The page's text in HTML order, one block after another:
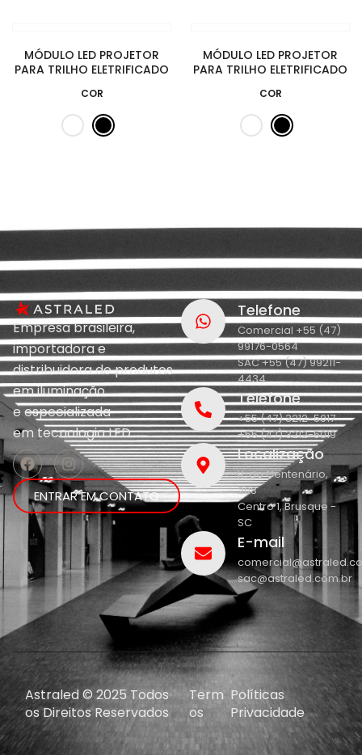
MÓDULO LED PROJETOR
PARA TRILHO ELETRIFICADO
COR
MÓDULO LED PROJETOR
PARA TRILHO ELETRIFICADO
COR
Empresa brasileira,
importadora e
distribuidora de produtos
em iluminação
eespecializada
emtecnologia LED.
ENTRAR EM CONTATO
Telefone
Comercial +55 (47)
99176-0564
SAC +55 (47) 99211-
4434
Telefone
+55 (47) 3212-5017
+55 (47) 3212-5019
Localização
R. do Centenário,
208
Centro 1, Brusque -
SC
E-mail
sac@astraled.com.br
Astraled © 2025 Todos
os Direitos Reservados
Term
os
Políticas
Privacidade